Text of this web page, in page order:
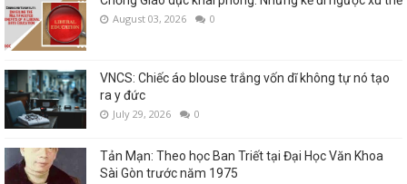
August 03, 2026 0
VNCS: Chiếc áo blouse trắng vốn dĩ không tự nó tạo
ra y đức
July 29, 2026 0
Tản Mạn: Theo học Ban Triết tại Đại Học Văn Khoa
Sài Gòn trước năm 1975